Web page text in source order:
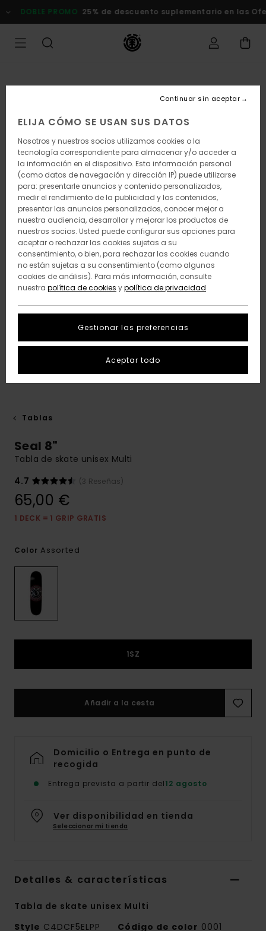
la
DOBLE PROMO 25% de descuento suplementario en las
Tablas
Seal 8"
Tabla de skate unisex Multi
4.7
(3 Reseñas)
65,00 €
1 DECK = 1 GRIP GRATIS
Color Assorted
1SZ
Añadir a la cesta
Domicilio o Entrega en punto de
recogida
Entrega prevista a partir del12 agosto
Ver disponibilidad en tienda
Seleccionar mi tienda
Detalles & características
Tabla de skate unisex Multi
Style C4DCF5ELPP Código de color 0001
ELIJA CÓMO SE USAN SUS DATOS
Nosotros y nuestros socios utilizamos cookies o la
tecnología correspondiente para almacenar y/o acceder a
la información en el dispositivo. Esta información personal
(como datos de navegación y dirección IP) puede utilizarse
para: presentarle anuncios y contenido personalizados,
medir el rendimiento de la publicidad y los contenidos,
presentar las anuncios personalizados, conocer mejor a
nuestra audiencia, desarrollar y mejorar los productos de
nuestros socios. Usted puede configurar sus opciones para
aceptar o rechazar las cookies sujetas a su
consentimiento, o bien, para rechazar las cookies cuando
no están sujetas a su consentimiento (como algunas
cookies de análisis). Para más información, consulte
nuestra política de cookies ypolítica de privacidad
Gestionar las preferencias
Continuar sin aceptar
Aceptar todo